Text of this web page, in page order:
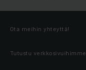
Ota meihin yhteyttä!
Tutustu verkkosivuihimme